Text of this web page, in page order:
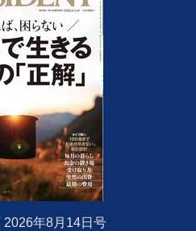
2026年8月14日号